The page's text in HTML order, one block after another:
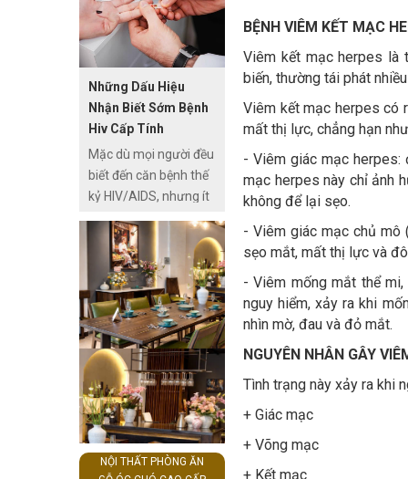
BỆNH VIÊM KẾT MẠC
Viêm kết mạc herpes là
biến, thường tái phát
Viêm kết mạc herpes có
mất thị lực, chẳng hạn
- Viêm giác mạc herpes:
mạc herpes này chỉ ảnh
không để lại sẹo.
- Viêm giác mạc chủ mô
sẹo mắt, mất thị lực và
- Viêm mống mắt thể
nguy hiểm, xảy ra khi
nhìn mờ, đau và đỏ mắt.
NGUYÊN NHÂN GÂY
Tình trạng này xảy ra khi
+ Giác mạc
+ Võng mạc
+ Kết mạc
quả rất tốt.
yếu qua con đường
tình dục. Theo các
nghiên cứu, bệnh lậu
đang có xu hướng
tăng và lan truyền
nhanh với mức độ
nguy hiểm. Việc thiếu
hiểu biết về căn bệnh
này chính là nguyên
nhân dẫn đến tình
trạng trên và nhiều
người điều trị khi bệnh
đã ở mức độ nặng, có
nguy cơ gây ra các
biến chứng nguy hiểm.
Những Dấu Hiệu
Nhận Biết Sớm Bệnh
Hiv Cấp Tính
Mặc dù mọi người đều
biết đến căn bệnh thế
kỷ HIV/AIDS, nhưng ít
có ai trong chúng ta
thực sự có kiến thức
về các nguyên nhân,
dấu hiệu nhiễm HIV để
có thể phòng ngừa
bệnh. Trong vài tuần
đầu tiên sau khi nhiễm
(một giai đoạn được
gọi là nhiễm HIV cấp
tính hoặc hội chứng
retrovirus cấp tính),
một số người nhận
thấy những dấu hiệu
NỘI THẤT PHÒNG ĂN